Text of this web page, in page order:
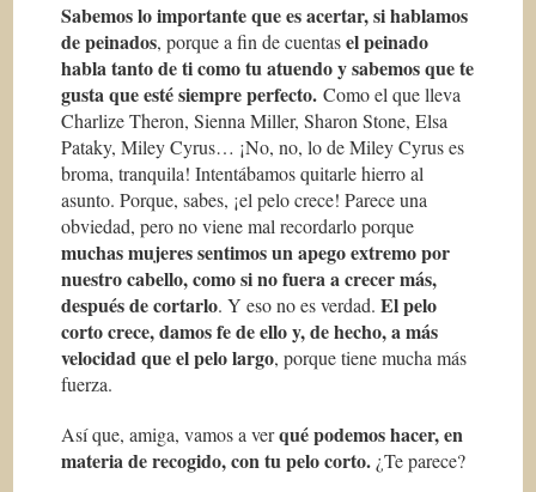
Sabemos lo importante que es acertar, si hablamos
de peinados, porque a fin de cuentasel peinado
habla tanto de ti como tu atuendo y sabemos que te
gusta que esté siempre perfecto. Como el que lleva
Charlize Theron, Sienna Miller, Sharon Stone, Elsa
Pataky, Miley Cyrus… ¡No, no, lo de Miley Cyrus es
broma, tranquila! Intentábamos quitarle hierro al
asunto. Porque, sabes, ¡el pelo crece! Parece una
obviedad, pero no viene mal recordarlo porque
muchas mujeres sentimos un apego extremo por
nuestro cabello, como si no fuera a crecer más,
después de cortarlo. Y eso no es verdad.El pelo
corto crece, damos fe de ello y, de hecho, a más
velocidad que el pelo largo, porque tiene mucha más
fuerza.
Así que, amiga, vamos a verqué podemos hacer, en
materia de recogido, con tu pelo corto. ¿Te parece?